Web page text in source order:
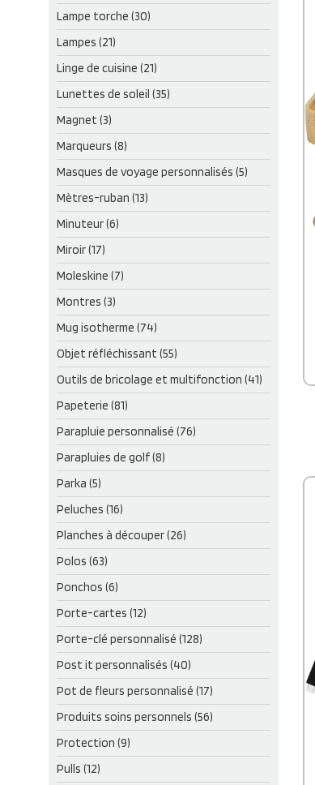
Lampe torche (30)
Lampes (21)
Linge de cuisine (21)
Lunettes de soleil (35)
Magnet (3)
Marqueurs (8)
Masques de voyage personnalisés (5)
Mètres-ruban (13)
Minuteur (6)
Miroir (17)
Moleskine (7)
Montres (3)
Mug isotherme (74)
Objet réfléchissant (55)
Outils de bricolage et multifonction (41)
Papeterie (81)
Parapluie personnalisé (76)
Parapluies de golf (8)
Parka (5)
Peluches (16)
Planches à découper (26)
Polos (63)
Ponchos (6)
Porte-cartes (12)
Porte-clé personnalisé (128)
Post it personnalisés (40)
Pot de fleurs personnalisé (17)
Produits soins personnels (56)
Protection (9)
Pulls (12)